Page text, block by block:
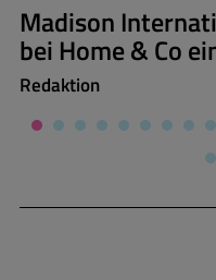
Madison
bei Home & Co
Redaktion